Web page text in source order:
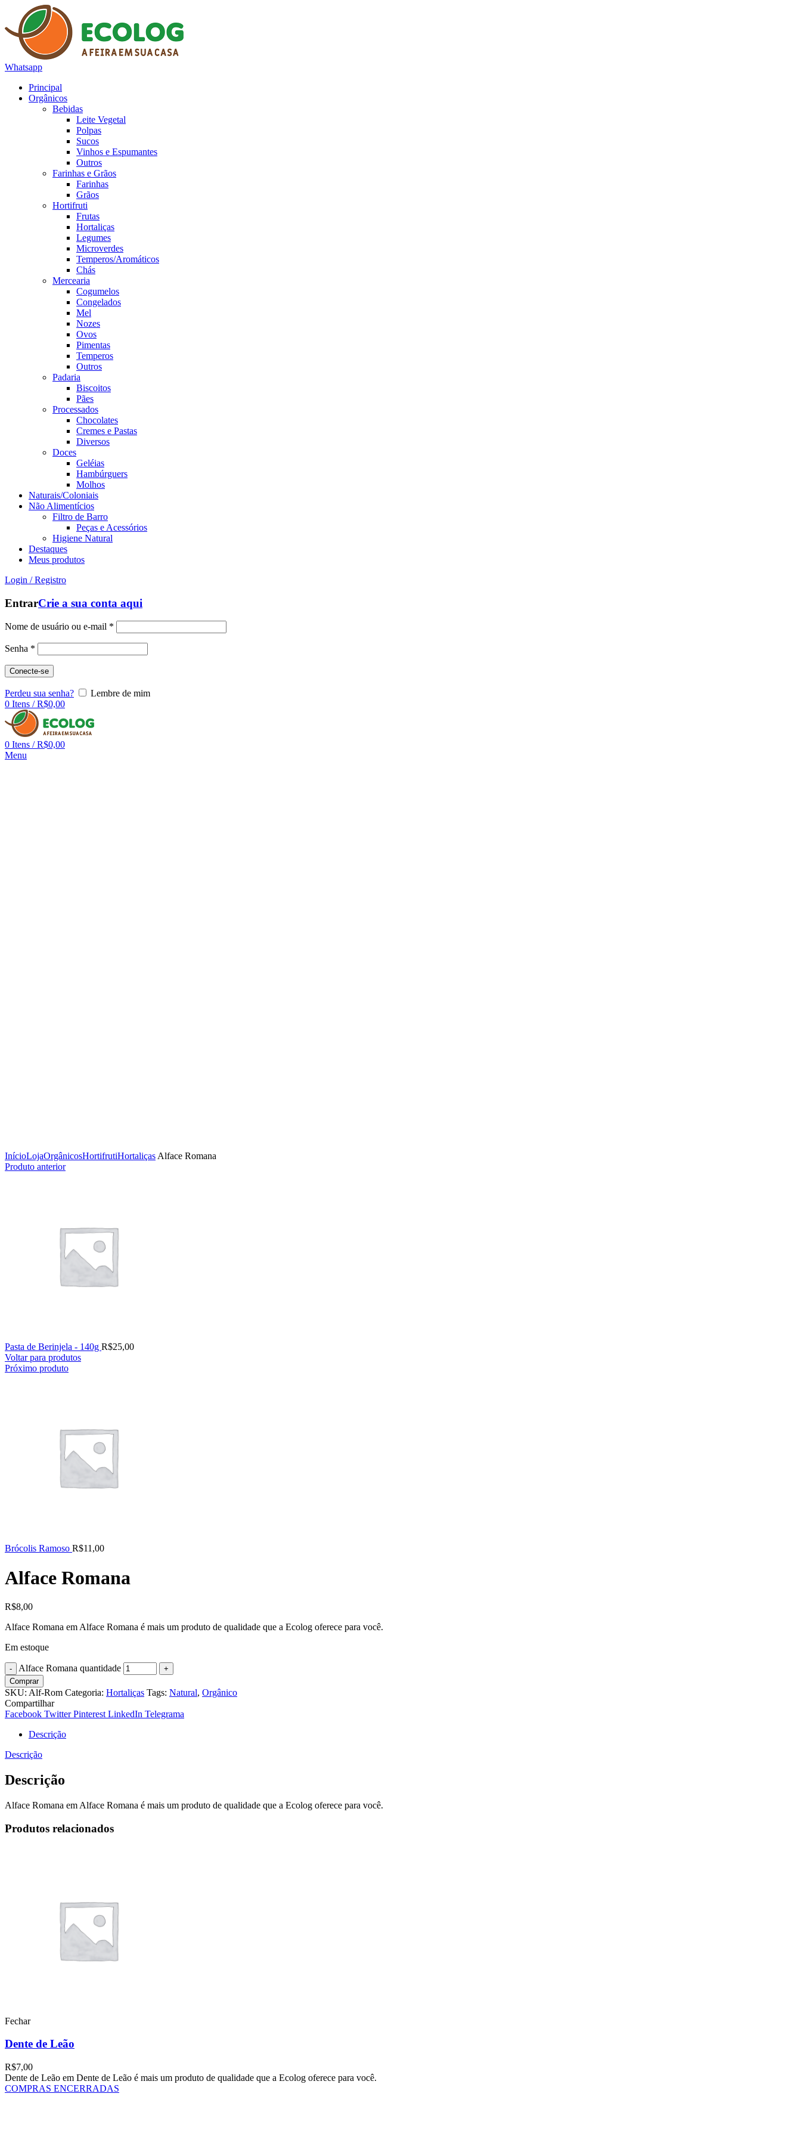
Whatsapp
Principal
Orgânicos
Bebidas
Leite Vegetal
Polpas
Sucos
Vinhos e Espumantes
Outros
Farinhas e Grãos
Farinhas
Grãos
Hortifruti
Frutas
Hortaliças
Legumes
Microverdes
Temperos/Aromáticos
Chás
Mercearia
Cogumelos
Congelados
Mel
Nozes
Ovos
Pimentas
Temperos
Outros
Padaria
Biscoitos
Pães
Processados
Chocolates
Cremes e Pastas
Diversos
Doces
Geléias
Hambúrguers
Molhos
Naturais/Coloniais
Não Alimentícios
Filtro de Barro
Peças e Acessórios
Higiene Natural
Destaques
Meus produtos
Login / Registro
EntrarCrie a sua conta aqui
Nome de usuário ou e-mail *
Senha *
Conecte-se
Perdeu sua senha?
Lembre de mim
0 Itens / R$0,00
0 Itens / R$0,00
Menu
InícioLojaOrgânicosHortifrutiHortaliçasAlface Romana
Produto anterior
Pasta de Berinjela - 140g R$25,00
Voltar para produtos
Próximo produto
Brócolis Ramoso R$11,00
Alface Romana
R$8,00
Alface Romana em Alface Romana é mais um produto de qualidade que a Ecolog oferece para você.
Em estoque
Alface Romana quantidade
Comprar
SKU: Alf-Rom Categoria: Hortaliças Tags: Natural, Orgânico
Compartilhar
Facebook Twitter Pinterest LinkedIn Telegrama
Descrição
Descrição
Descrição
Alface Romana em Alface Romana é mais um produto de qualidade que a Ecolog oferece para você.
Produtos relacionados
Fechar
Dente de Leão
R$7,00
Dente de Leão em Dente de Leão é mais um produto de qualidade que a Ecolog oferece para você.
COMPRAS ENCERRADAS